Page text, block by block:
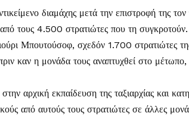
διαμάχης μετά την επιστροφή της
τους 4.500 στρατιώτες που τη συγκροτούν.
Μπουτούσοφ, σχεδόν 1.700 στρατιώτες της
καν η μονάδα τους αναπτυχθεί στο
αρχική εκπαίδευση της ταξιαρχίας και
από αυτούς τους στρατιώτες σε άλλες